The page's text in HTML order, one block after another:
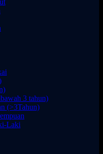
3 tahun)
(>3Tahun)
Laki